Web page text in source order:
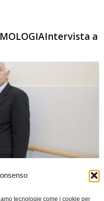
tecnologie come i cookie per
a
tra i protagonisti della cosmologia